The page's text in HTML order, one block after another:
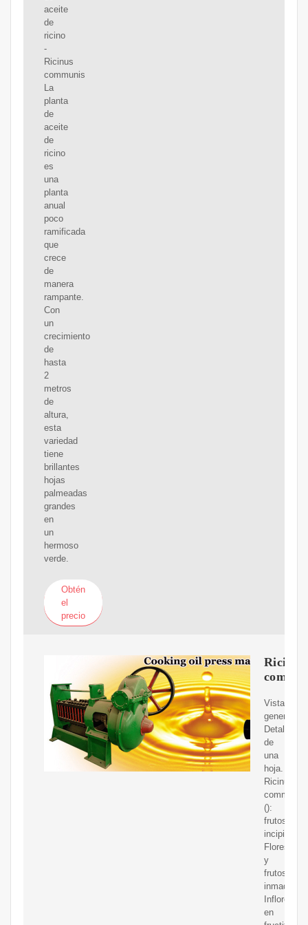
aceite
de
ricino
-
Ricinus
communis
La
planta
de
aceite
de
ricino
es
una
planta
anual
poco
ramificada
que
crece
de
manera
rampante.
Con
un
crecimiento
de
hasta
2
metros
de
altura,
esta
variedad
tiene
brillantes
hojas
palmeadas
grandes
en
un
hermoso
verde.
Obtén
el
precio
Ricinus
Vista
general.
Detalle
de
una
hoja.
Ricinus
communis
():
frutos
Flores
y
frutos
inmaduros.
en